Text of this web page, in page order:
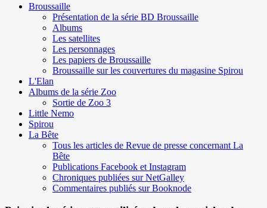
Broussaille
Présentation de la série BD Broussaille
Albums
Les satellites
Les personnages
Les papiers de Broussaille
Broussaille sur les couvertures du magasine Spirou
L'Elan
Albums de la série Zoo
Sortie de Zoo 3
Little Nemo
Spirou
La Bête
Tous les articles de Revue de presse concernant La
Bête
Publications Facebook et Instagram
Chroniques publiées sur NetGalley
Commentaires publiés sur Booknode